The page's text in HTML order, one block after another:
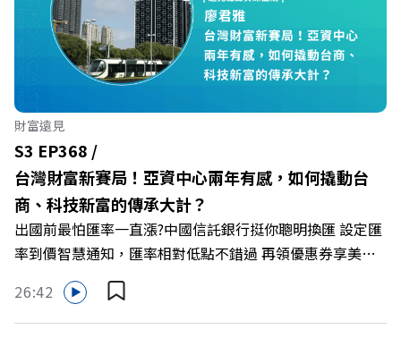
造出兼顧企業獲利與社會共好的綠色零售新契機！ 🔺如何
從單純百貨專櫃轉型為有溫度的利他平台？ 🔺最難節能的
零售業如何落實「EP100」能效倍增計畫？ 🔺成功推動育
嬰留停、男同仁樂意成家！驚豔業界的「生育代理人制度」
🔺最有人情味的文化橋梁！從社會創新到經典「日本展」的
共好實踐 主持人／遠見雜誌副社長兼遠見智庫總編輯 李建
興 與談人／遠東SOGO百貨董事長 黃晴雯 +++++ 🫧清除腦
袋的盲點，也順手理清生活的雜亂。 點開看質感養成術>>
https://gvmkt.pse.is/9al3px ✨關注《遠見》更多的社群：
LINE：https://reurl.cc/A4ELQp IG：
https://bit.ly/3AjBWNV YT：https://bit.ly/38jNi9k
Powered by Firstory Hosting
財富遠見
S3 EP368 /
台灣財富新賽局！亞資中心兩年有感，如何撬動台
商、科技新富的傳承大計？
出國前最怕匯率一直漲?中國信託銀行挺你聰明換匯 設定匯
率到價智慧通知，匯率相對低點不錯過 再領優惠券享美金
最高減3分等優惠 立即設定： https://fstry.pse.is/9d7lr7
投資外幣如幣別轉換可能產生匯兌損失，應評估涉及自身情
況審慎投資。 完整注意事項詳見網站資訊。 —— 以上為
26:42